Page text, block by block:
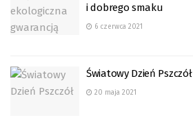
i dobrego smaku
6 czerwca 2021
Światowy Dzień Pszczół
20 maja 2021